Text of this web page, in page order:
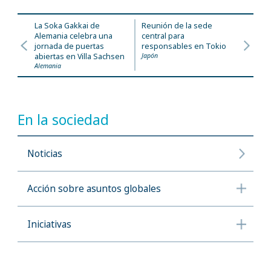
La Soka Gakkai de
Alemania celebra una
jornada de puertas
abiertas en Villa Sachsen
Alemania
Reunión de la sede
central para
responsables en Tokio
Japón
En la sociedad
Noticias
Acción sobre asuntos globales
Iniciativas